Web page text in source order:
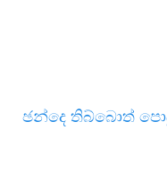
ඡන්දෙ තිබ්බොත්